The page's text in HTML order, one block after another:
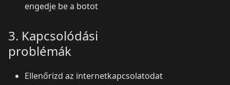
engedje be a botot
3. Kapcsolódási
problémák
Ellenőrizd az internetkapcsolatodat